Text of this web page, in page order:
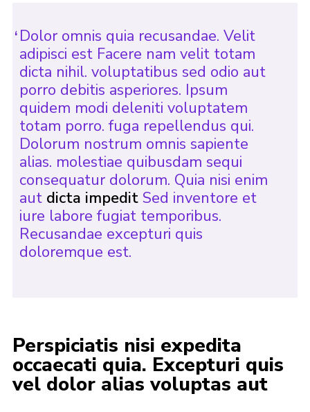
Dolor omnis quia recusandae. Velit
adipisci est Facere nam velit totam
dicta nihil. voluptatibus sed odio aut
porro debitis asperiores. Ipsum
quidem modi deleniti voluptatem
totam porro. fuga repellendus qui.
Dolorum nostrum omnis sapiente
alias. molestiae quibusdam sequi
consequatur dolorum. Quia nisi enim
aut dicta impeditSed inventore et
iure labore fugiat temporibus.
Recusandae excepturi quis
doloremque est.
Perspiciatis nisi expedita
occaecati quia. Excepturi quis
vel dolor alias voluptas aut